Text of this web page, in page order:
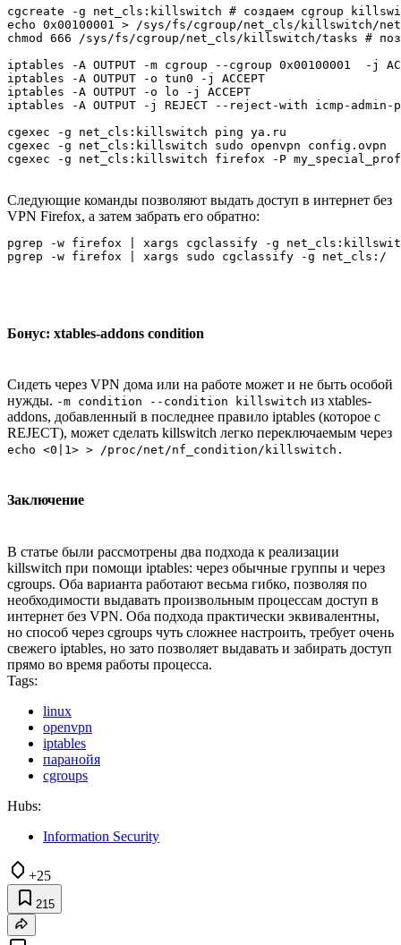
cgcreate -g net_cls:killswitch # создаем cgroup
echo 0x00100001 > /sys/fs/cgroup/net_cls/killswitch/
chmod 666 /sys/fs/cgroup/net_cls/killswitch/tasks #
iptables -A OUTPUT -m cgroup --cgroup 0x00100001  -j
iptables -A OUTPUT -o tun0 -j ACCEPT
iptables -A OUTPUT -o lo -j ACCEPT
iptables -A OUTPUT -j REJECT --reject-with icmp-
cgexec -g net_cls:killswitch ping ya.ru
cgexec -g net_cls:killswitch sudo openvpn config.ovpn
Следующие команды позволяют выдать доступ в интернет без
VPN Firefox, а затем забрать его обратно:
pgrep -w firefox | xargs cgclassify -g
Бонус: xtables-addons condition
Сидеть через VPN дома или на работе может и не быть особой
нужды. -m condition --condition killswitch из xtables-
addons, добавленный в последнее правило iptables (которое с
REJECT), может сделать killswitch легко переключаемым через
echo <0|1> > /proc/net/nf_condition/killswitch.
Заключение
В статье были рассмотрены два подхода к реализации
killswitch при помощи iptables: через обычные группы и через
cgroups. Оба варианта работают весьма гибко, позволяя по
необходимости выдавать произвольным процессам доступ в
интернет без VPN. Оба подхода практически эквивалентны,
но способ через cgroups чуть сложнее настроить, требует очень
свежего iptables, но зато позволяет выдавать и забирать доступ
прямо во время работы процесса.
Tags:
linux
openvpn
iptables
паранойя
cgroups
Hubs:
Information Security
+25
215